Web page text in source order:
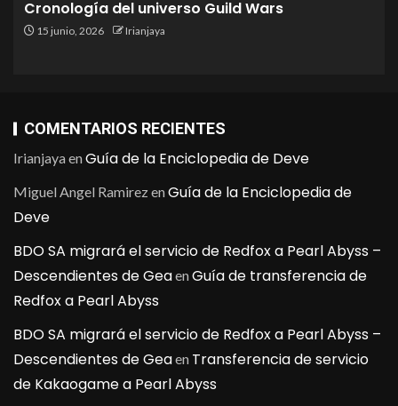
Cronología del universo Guild Wars
15 junio, 2026 Irianjaya
COMENTARIOS RECIENTES
IrianjayaenGuía de la Enciclopedia de Deve
Miguel Angel RamirezenGuía de la Enciclopedia de
Deve
BDO SA migrará el servicio de Redfox a Pearl Abyss –
Descendientes de GeaenGuía de transferencia de
Redfox a Pearl Abyss
BDO SA migrará el servicio de Redfox a Pearl Abyss –
Descendientes de Geaen Transferencia de servicio
de Kakaogame a Pearl Abyss